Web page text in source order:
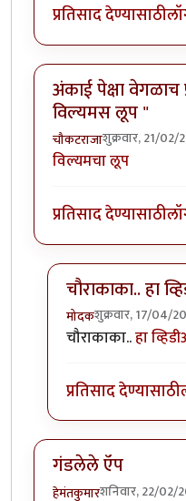
प्रतिसाद देण्यासाठी
अंकाई पेक्षा वेगळाच
विल्यमस लूप "
चौकटराजाशुक्रवार, 21/02/
विल्यमचा लूप
प्रतिसाद देण्यासाठी
चौराकाका.. हा
मोदकशुक्रवार, 17/04/
In reply toअंकाई
चौराकाका..हा
प्रतिसाद देण्यासाठी
गंडलेले ऍप
हेमंतकुमारशनिवार, 22/02/